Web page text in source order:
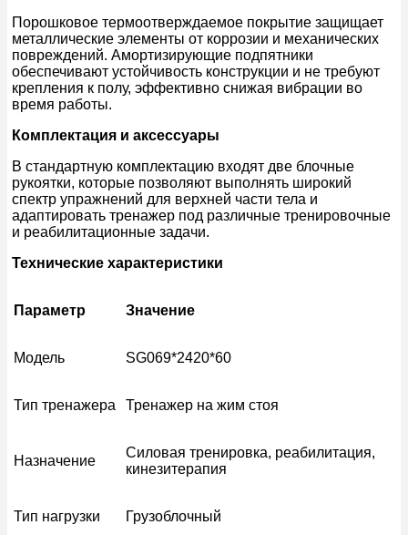
Порошковое термоотверждаемое покрытие защищает
металлические элементы от коррозии и механических
повреждений. Амортизирующие подпятники
обеспечивают устойчивость конструкции и не требуют
крепления к полу, эффективно снижая вибрации во
время работы.
Комплектация и аксессуары
В стандартную комплектацию входят две блочные
рукоятки, которые позволяют выполнять широкий
спектр упражнений для верхней части тела и
адаптировать тренажер под различные тренировочные
и реабилитационные задачи.
Технические характеристики
Параметр Значение
Модель SG069*2420*60
Тип тренажера Тренажер на жим стоя
Назначение
Силовая тренировка, реабилитация,
кинезитерапия
Тип нагрузки Грузоблочный